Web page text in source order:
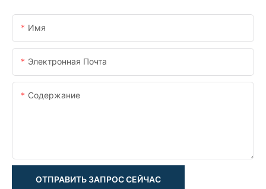
Имя
Электронная Почта
Содержание
ОТПРАВИТЬ ЗАПРОС СЕЙЧАС